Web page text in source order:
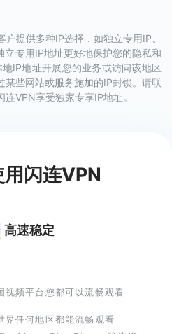
提供多种IP选择，如独立专用IP、
专用IP地址更好地保护您的隐私和
IP地址开展您的业务或访问该地区
某些网站或服务施加的IP封锁。请联
VPN享受独家专享IP地址。
闪连VPN
高速稳定
视频平台您都可以流畅观看
界任何地区都能流畅观看